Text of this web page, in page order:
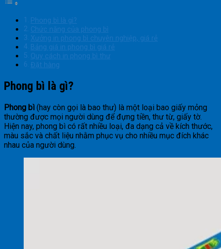
Phong bì là gì?
Chức năng của phong bì
Xưởng in phong bì chuyên nghiệp, giá rẻ
Bảng giá in phong bì giá rẻ
Quy cách in phong bì thư
Đặt hàng
Phong bì là gì?
Phong bì (hay còn gọi là bao thư) là một loại bao giấy mỏng
thường được mọi người dùng để đựng tiền, thư từ, giấy tờ.
Hiện nay, phong bì có rất nhiều loại, đa dạng cả về kích thước,
màu sắc và chất liệu nhằm phục vụ cho nhiều mục đích khác
nhau của người dùng.